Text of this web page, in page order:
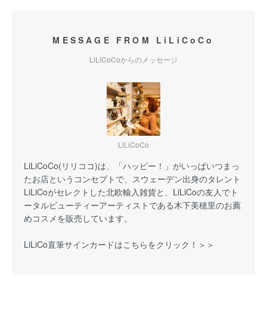
MESSAGE FROM LiLiCoCo
LiLiCoCoからのメッセージ
LiLiCoCo
LiLiCoCo(リリココ)は、「ハッピー！」がいっぱいつまっ
たお店というコンセプトで、スウェーデン出身のタレント
LiLiCoがセレクトした北欧輸入雑貨と、LiLiCoの友人でト
ータルビューティーアーティストである木下美穂里のお薦
めコスメを販売しています。
LiLiCo直筆サインカードはこちらをクリック！＞＞